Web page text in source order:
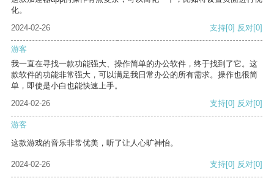
化。
2024-02-26
支持[0] 反对[0]
游客
我一直在寻找一款功能强大、操作简单的办公软件，终于找到了它。这
款软件的功能非常强大，可以满足我日常办公的所有需求。操作也很简
单，即使是小白也能快速上手。
2024-02-26
支持[0] 反对[0]
游客
这款游戏的音乐非常优美，听了让人心旷神怡。
2024-02-26 支持[0] 反对[0]